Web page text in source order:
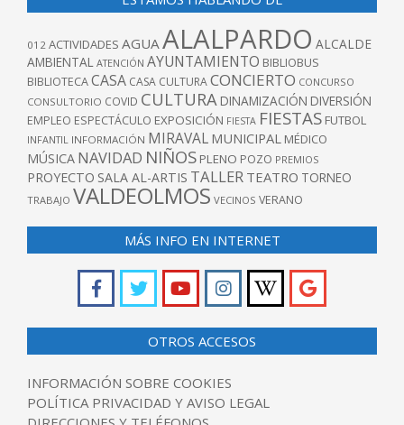
012 ACTIVIDADES AGUAALALPARDO ALCALDE
AMBIENTAL ATENCIÓN AYUNTAMIENTO BIBLIOBUS
BIBLIOTECACASA CASA CULTURACONCIERTO CONCURSO
CONSULTORIO COVID CULTURA DINAMIZACIÓN DIVERSIÓN
EMPLEO ESPECTÁCULO EXPOSICIÓN FIESTA FIESTAS FUTBOL
INFANTIL INFORMACIÓN MIRAVAL MUNICIPAL MÉDICO
MÚSICA NAVIDAD NIÑOS PLENO POZO PREMIOS
PROYECTO SALA AL-ARTIS TALLER TEATRO TORNEO
TRABAJO VALDEOLMOS VECINOS VERANO
MÁS INFO EN INTERNET
OTROS ACCESOS
INFORMACIÓN SOBRE COOKIES
POLÍTICA PRIVACIDAD Y AVISO LEGAL